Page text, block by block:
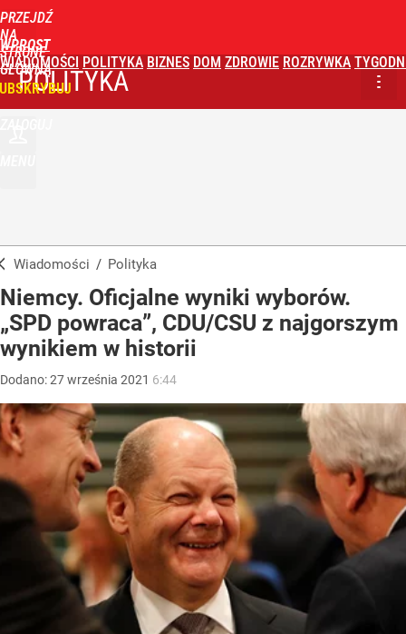
PRZEJDŹ
NA
STRONĘ
GŁÓWNĄ
WPROST
WIADOMOŚCI POLITYKA BIZNES DOM ZDROWIE ROZRYWKA
POLITYKA
Wiadomości / Polityka
Niemcy. Oficjalne wyniki wyborów.
„SPD powraca”, CDU/CSU z najgorszym
wynikiem w historii
Dodano:27września 2021 6:44